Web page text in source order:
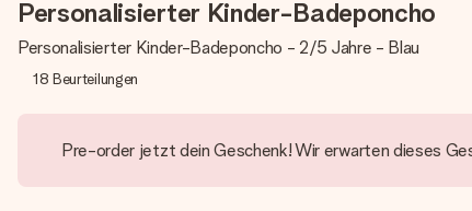
Personalisierter Kinder-Badeponcho
Personalisierter Kinder-Badeponcho - 2/5 Jahre - Blau
18 Beurteilungen
Pre-order jetzt dein Geschenk! Wir erwarten dieses